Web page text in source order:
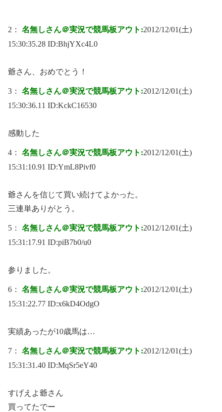
2： 名無しさん＠実況で競馬板アウト:2012/12/01(土)
15:30:35.28 ID:BhjYXc4L0
爺さん、おめでとう！
3： 名無しさん＠実況で競馬板アウト:2012/12/01(土)
15:30:36.11 ID:KckC16530
感動した
4： 名無しさん＠実況で競馬板アウト:2012/12/01(土)
15:31:10.91 ID:YmL8Pivf0
爺さんを信じて買い続けてよかった。
三連単ありがとう。
5： 名無しさん＠実況で競馬板アウト:2012/12/01(土)
15:31:17.91 ID:piB7b0/u0
参りました。
6： 名無しさん＠実況で競馬板アウト:2012/12/01(土)
15:31:22.77 ID:x6kD4OdgO
実績あったが10歳馬は…
7： 名無しさん＠実況で競馬板アウト:2012/12/01(土)
15:31:31.40 ID:MqSr5eY40
すげえよ爺さん
買ってたでー